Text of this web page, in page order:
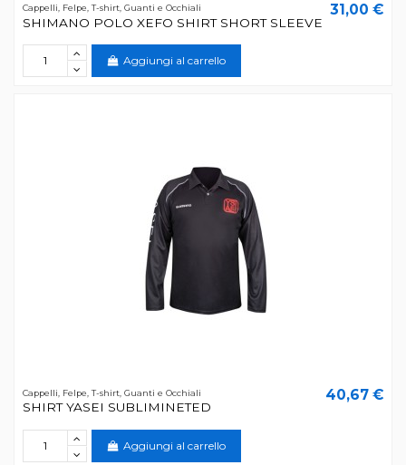
Cappelli, Felpe, T-shirt, Guanti e Occhiali
SHIMANO POLO XEFO SHIRT SHORT SLEEVE
31,00 €
Aggiungi al carrello
Cappelli, Felpe, T-shirt, Guanti e Occhiali
SHIRT YASEI SUBLIMINETED
40,67 €
Aggiungi al carrello